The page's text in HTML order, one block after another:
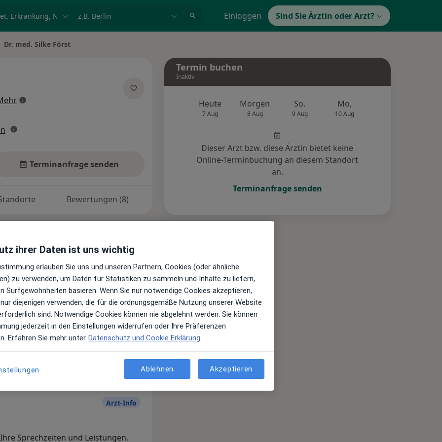
Einloggen Sind Sie Ärztin oder Arzt?
ändern
Dr. med. Silke Först
über Spezialisierungen
Terminanfrage senden
Bewertungen (8)
und Kosten
über Leistungen
Arzt-Info
Sprechzeiten und Leistungen.
Termin buchen
Inaktiv
Heute
7 Aug
Morgen
8 Aug
So,
9 Aug
Mo,
10 Aug
Dieser Arzt bzw. diese Ärztin bietet keine
Online-Terminbuchung an diesem Standort
an.
Terminanfrage senden
ihrer Daten ist uns wichtig
erlauben Sie uns und unseren Partnern, Cookies (oder ähnliche
zu verwenden, um Daten für Statistiken zu sammeln und Inhalte zu liefern,
Surfgewohnheiten basieren. Wenn Sie nur notwendige Cookies akzeptieren,
diejenigen verwenden, die für die ordnungsgemäße Nutzung unserer Website
sind. Notwendige Cookies können nie abgelehnt werden. Sie können
jederzeit in den Einstellungen widerrufen oder Ihre Präferenzen
Erfahren Sie mehr unter Datenschutz und Cookie Erklärung
Ablehnen Akzeptieren